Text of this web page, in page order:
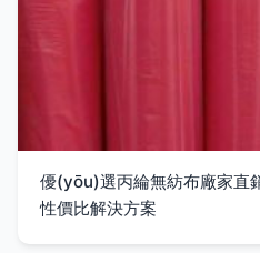
優(yōu)選丙綸無紡布廠家直
性價比解決方案